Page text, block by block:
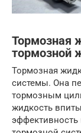
Тормозная
тормозной
Тормозная
системы. Она
тормозным
жидкость
эффективность